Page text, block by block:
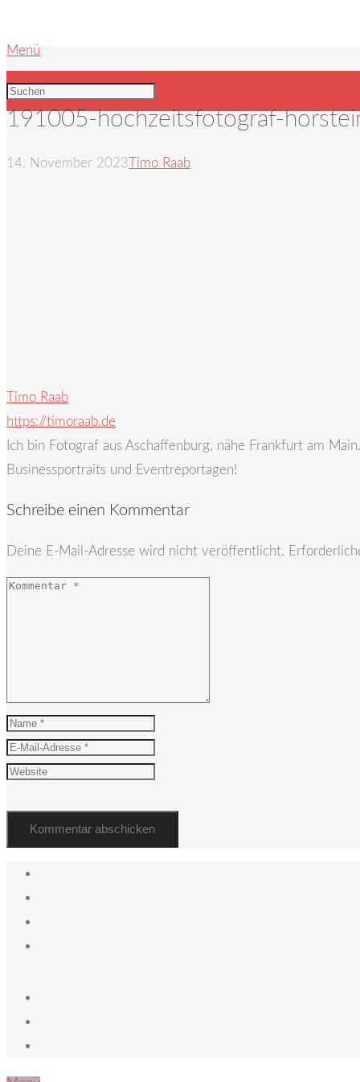
Menü
191005-hochzeitsfotograf-
14. November 2023 Timo Raab
Timo Raab
https://timoraab.de
Ich bin Fotograf aus Aschaffenburg, nähe Frankfurt am
Businessportraits und Eventreportagen!
Schreibe einen Kommentar
Deine E-Mail-Adresse wird nicht veröffentlicht.